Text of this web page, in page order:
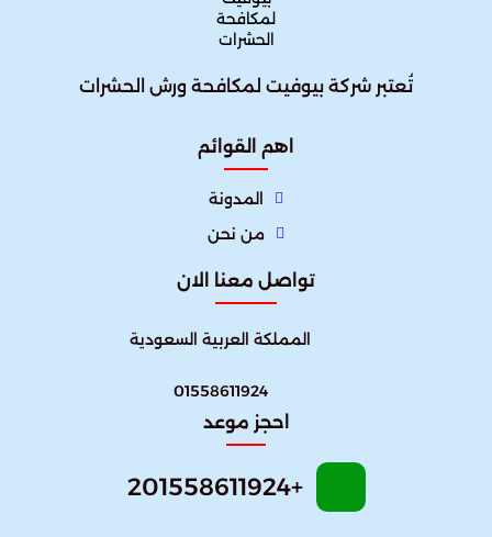
تُعتبر شركة بيوفيت لمكافحة ورش الحشرات
اهم القوائم
المدونة
من نحن
تواصل معنا الان
المملكة العربية السعودية
01558611924
احجز موعد
+201558611924